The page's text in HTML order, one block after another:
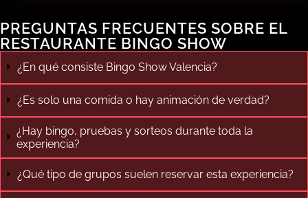
PREGUNTAS FRECUENTES SOBRE EL
RESTAURANTE BINGO SHOW
¿En qué consiste Bingo Show Valencia?
¿Es solo una comida o hay animación de verdad?
¿Hay bingo, pruebas y sorteos durante toda la
experiencia?
¿Qué tipo de grupos suelen reservar esta experiencia?